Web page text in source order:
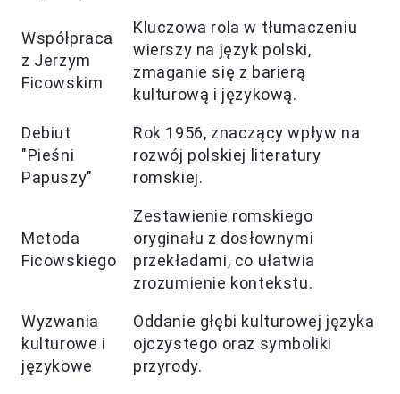
Współpraca
z Jerzym
Ficowskim
Kluczowa rola w tłumaczeniu
wierszy na język polski,
zmaganie się z barierą
kulturową i językową.
Debiut
"Pieśni
Papuszy"
Rok 1956, znaczący wpływ na
rozwój polskiej literatury
romskiej.
Metoda
Ficowskiego
Zestawienie romskiego
oryginału z dosłownymi
przekładami, co ułatwia
zrozumienie kontekstu.
Wyzwania
kulturowe i
językowe
Oddanie głębi kulturowej języka
ojczystego oraz symboliki
przyrody.